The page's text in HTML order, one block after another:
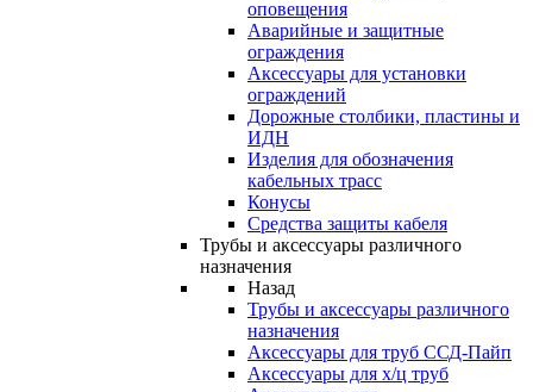
оповещения
Аварийные и защитные
ограждения
Аксессуары для установки
ограждений
Дорожные столбики, пластины и
ИДН
Изделия для обозначения
кабельных трасс
Конусы
Средства защиты кабеля
Трубы и аксессуары различного
назначения
Назад
Трубы и аксессуары различного
назначения
Аксессуары для труб ССД-Пайп
Аксессуары для х/ц труб